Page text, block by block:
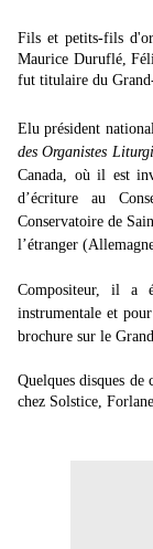
Fils et petits-fils
Maurice Duruflé,
fut titulaire du
Elu président
des Organistes
Canada, où il est
d’écriture au
Conservatoire de
l’étranger
Compositeur, il a
instrumentale et
brochure sur le
Quelques disques
chez Solstice,